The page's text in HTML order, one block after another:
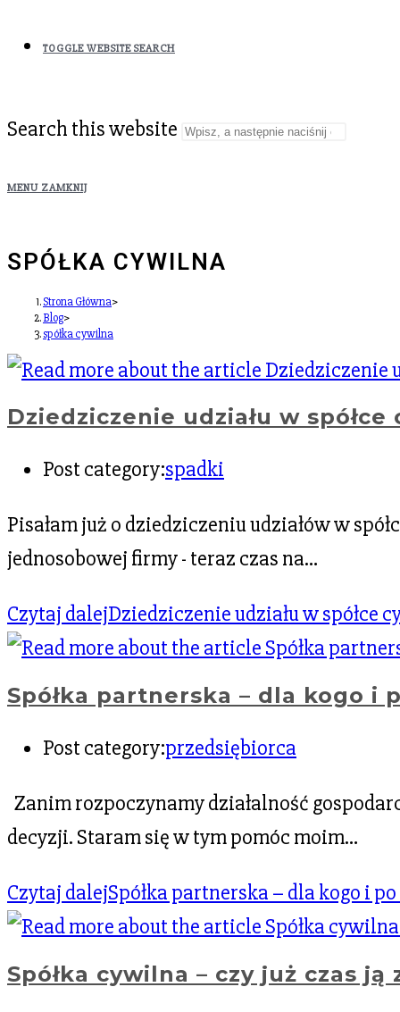
TOGGLE WEBSITE SEARCH
Search this website
MENU ZAMKNIJ
SPÓŁKA CYWILNA
Strona Główna>
Blog>
spółka cywilna
Dziedziczenie udziału w
Post category:spadki
Pisałam już o dziedziczeniu udziałów w
jednosobowej firmy - teraz czas na…
Czytaj dalejDziedziczenie udziału w spółce
Spółka partnerska – dla kogo i
Post category:przedsiębiorca
Zanim rozpoczynamy działalność
decyzji. Staram się w tym pomóc moim…
Czytaj dalejSpółka partnerska – dla kogo i po
Spółka cywilna – czy już czas ją